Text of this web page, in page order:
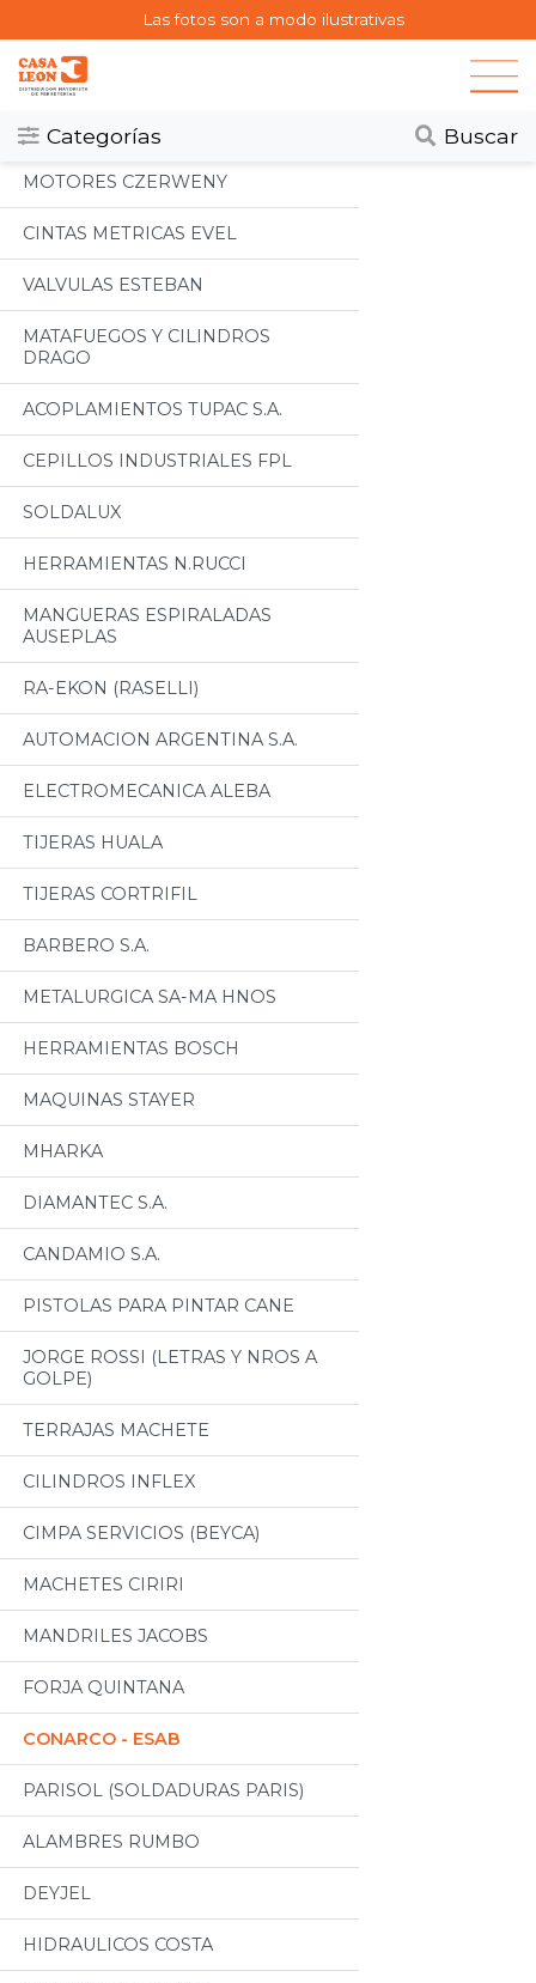
Las fotos son a modo ilustrativas
Categorías Buscar
Categorias
Todos
MOTORES CZERWENY
CINTAS METRICAS EVEL
VALVULAS ESTEBAN
MATAFUEGOS Y CILINDROS
DRAGO
ACOPLAMIENTOS TUPAC S.A.
CEPILLOS INDUSTRIALES FPL
SOLDALUX
HERRAMIENTAS N.RUCCI
MANGUERAS ESPIRALADAS
AUSEPLAS
RA-EKON (RASELLI)
AUTOMACION ARGENTINA S.A.
ELECTROMECANICA ALEBA
TIJERAS HUALA
TIJERAS CORTRIFIL
BARBERO S.A.
METALURGICA SA-MA HNOS
HERRAMIENTAS BOSCH
MAQUINAS STAYER
MHARKA
DIAMANTEC S.A.
CANDAMIO S.A.
PISTOLAS PARA PINTAR CANE
JORGE ROSSI (LETRAS Y NROS A
GOLPE)
TERRAJAS MACHETE
CILINDROS INFLEX
CIMPA SERVICIOS (BEYCA)
MACHETES CIRIRI
MANDRILES JACOBS
FORJA QUINTANA
CONARCO - ESAB
PARISOL (SOLDADURAS PARIS)
ALAMBRES RUMBO
DEYJEL
HIDRAULICOS COSTA